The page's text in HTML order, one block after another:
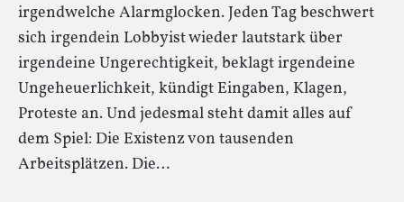
irgendwelche Alarmglocken. Jeden Tag beschwert
sich irgendein Lobbyist wieder lautstark über
irgendeine Ungerechtigkeit, beklagt irgendeine
Ungeheuerlichkeit, kündigt Eingaben, Klagen,
Proteste an. Und jedesmal steht damit alles auf
dem Spiel: Die Existenz von tausenden
Arbeitsplätzen. Die…